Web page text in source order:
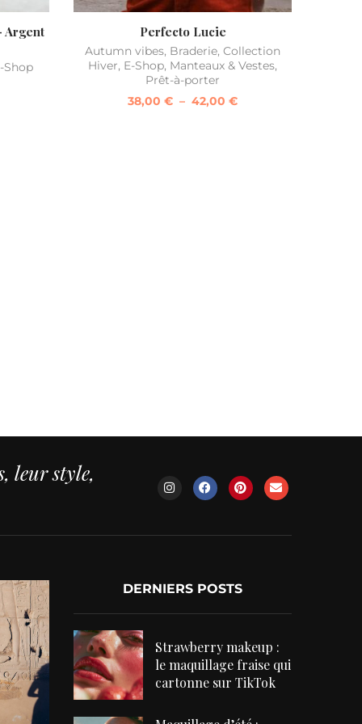
Argent
Shop
Perfecto Lucie
Autumn vibes, Braderie, Collection
Hiver, E-Shop, Manteaux & Vestes,
Prêt-à-porter
38,00 € – 42,00 €
leur style,
DERNIERS POSTS
Strawberry makeup :
le maquillage fraise qui
cartonne sur TikTok